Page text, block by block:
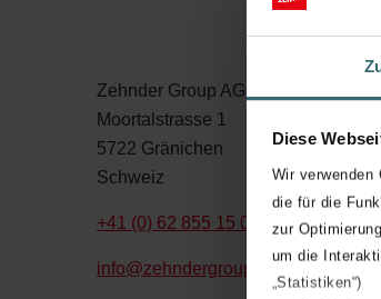
Diese
Wir verwenden
die für die
zur
um die
„Statistiken“)
Zehnder Group AG
Moortalstrasse 1
5722 Gränichen
Schweiz
+41 (0) 62 855 15 00
info@zehndergroup.com